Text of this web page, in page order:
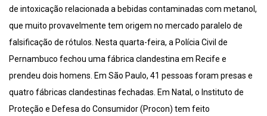
de intoxicação relacionada a bebidas contaminadas com metanol,
que muito provavelmente tem origem no mercado paralelo de
falsificação de rótulos. Nesta quarta-feira, a Polícia Civil de
Pernambuco fechou uma fábrica clandestina em Recife e
prendeu dois homens. Em São Paulo, 41 pessoas foram presas e
quatro fábricas clandestinas fechadas. Em Natal, o Instituto de
Proteção e Defesa do Consumidor (Procon) tem feito